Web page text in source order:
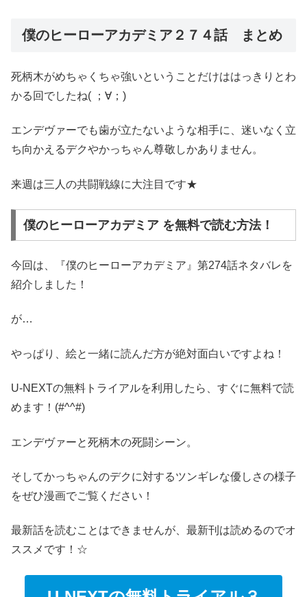
僕のヒーローアカデミア２７４話 まとめ
死柄木がめちゃくちゃ強いということだけははっきりとわ
かる回でしたね( ；∀；)
エンデヴァーでも歯が立たないような相手に、迷いなく立
ち向かえるデクやかっちゃん尊敬しかありません。
来週は三人の共闘戦線に大注目です★
僕のヒーローアカデミア を無料で読む方法！
今回は、『僕のヒーローアカデミア』第274話ネタバレを
紹介しました！
が…
やっぱり、絵と一緒に読んだ方が絶対面白いですよね！
U-NEXTの無料トライアルを利用したら、すぐに無料で読
めます！(#^^#)
エンデヴァーと死柄木の死闘シーン。
そしてかっちゃんのデクに対するツンギレな優しさの様子
をぜひ漫画でご覧ください！
最新話を読むことはできませんが、最新刊は読めるのでオ
ススメです！☆